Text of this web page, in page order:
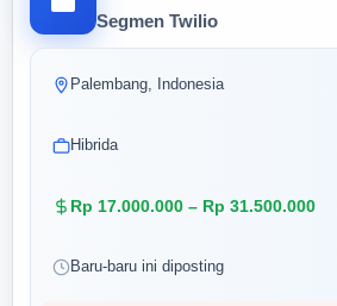
Segmen Twilio
Palembang, Indonesia
Hibrida
Rp 17.000.000 – Rp 31.500.000
Baru-baru ini diposting